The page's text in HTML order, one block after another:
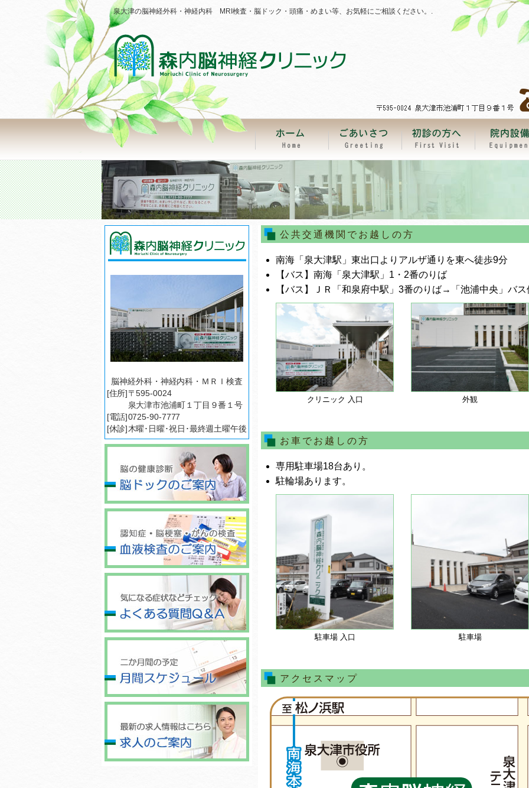
泉大津の脳神経外科・神経内科 MRI検査・脳ドック・頭痛・めまい等、お気軽にご相談ください。.
脳神経外科・神経内科・ＭＲＩ検査
[住所]〒595-0024
泉大津市池浦町１丁目９番１号
[電話]0725-90-7777
[休診]木曜･日曜･祝日･最終週土曜午後
公共交通機関でお越しの方
南海「泉大津駅」東出口よりアルザ通りを東へ徒歩9分
【バス】南海「泉大津駅」1・2番のりば
【バス】ＪＲ「和泉府中駅」3番のりば→「池浦中央」バス
クリニック 入口 外観
お車でお越しの方
専用駐車場18台あり。
駐輪場あります。
駐車場 入口 駐車場
アクセスマップ